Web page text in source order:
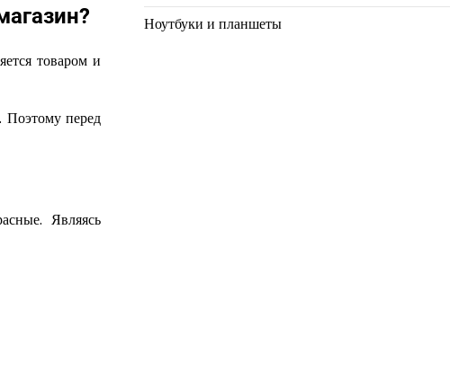
товаром и
Поэтому перед
Являясь
Ноутбуки и планшеты